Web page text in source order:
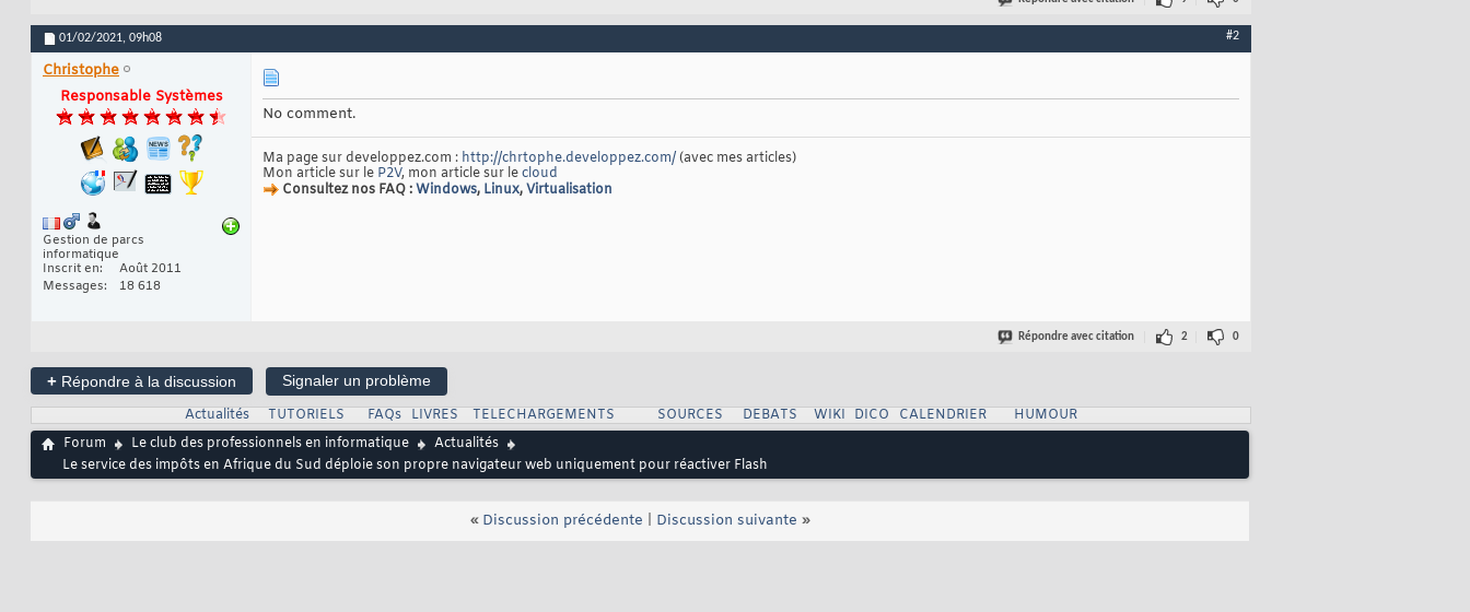
01/02/2021, 09h08 #2
Christophe
Responsable Systèmes
Gestion de parcs
informatique
Inscrit en
Août 2011
Messages
18 618
No comment.
Ma page sur developpez.com : http://chrtophe.developpez.com/(avec mes articles)
Mon article sur le P2V, mon article sur lecloud
Consultez nos FAQ :Windows, Linux,Virtualisation
Répondre avec citation 2 0
+ Répondre à la discussion
Signaler un problème
Actualités
TUTORIELS FAQs LIVRES TELECHARGEMENTS SOURCES DEBATS WIKI DICO CALENDRIER
HUMOUR
Forum
Le club des professionnels en informatique
Actualités
Le service des impôts en Afrique du Sud déploie son propre navigateur web uniquement pour réactiver Flash
« Discussion précédente Discussion suivante »